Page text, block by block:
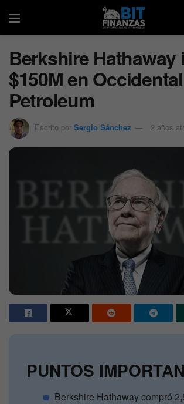
Berkshire Hathaway
$150M en Occidental
Petroleum
Escrito por Sergio Sánchez 2 años
PUNTOS
Berkshire Hathaway compró